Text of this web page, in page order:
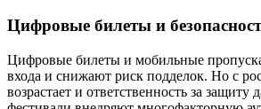
Цифровые билеты и
Цифровые билеты и мобильные
входа и снижают риск подделок. Но с
возрастает и ответственность за